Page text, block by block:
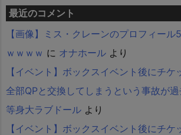
最近のコメント
【画像】ミス・クレーンのプロフィール
ｗｗｗｗ に オナホール より
【イベント】ボックスイベント後にチケ
全部QPと交換してしまうという事故が
等身大ラブドール より
【イベント】ボックスイベント後にチケ